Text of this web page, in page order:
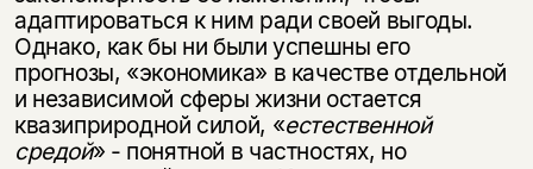
адаптироваться к ним ради своей выгоды.
Однако, как бы ни были успешны его
прогнозы, «экономика» в качестве отдельной
и независимой сферы жизни остается
квазиприродной силой, «естественной
средой» - понятной в частностях, но